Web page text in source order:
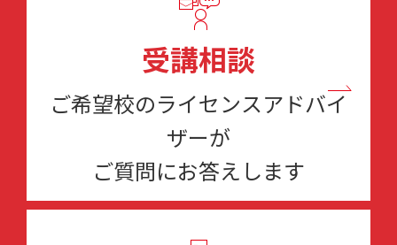
受講相談
ご希望校のライセンスアドバイ
ザーが
ご質問にお答えします